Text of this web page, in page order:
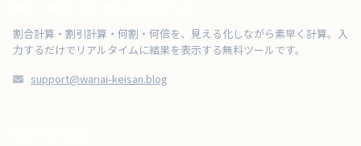
割合計算・割引計算・何割・何倍を、見える化しながら素早く計算。入
力するだけでリアルタイムに結果を表示する無料ツールです。
support@wariai-keisan.blog